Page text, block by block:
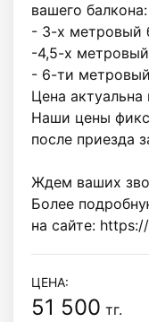
вашего балкона:
- 3-х метровый
-4,5-х
- 6-ти
Цена
Наши цены
после приезда
Ждем ваших
Более
на сайте:
ЦЕНА:
51 500 тг.